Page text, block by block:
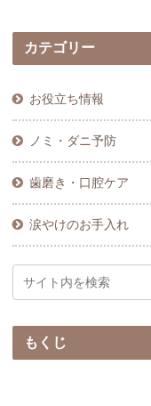
カテゴリー
お役立ち情報
ノミ・ダニ予防
歯磨き・口腔ケア
涙やけのお手入れ
もくじ